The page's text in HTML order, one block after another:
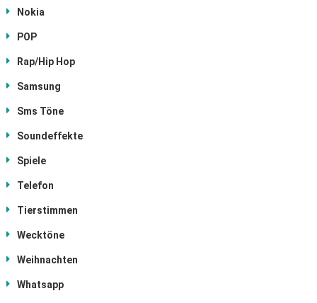
Nokia
POP
Rap/Hip Hop
Samsung
Sms Töne
Soundeffekte
Spiele
Telefon
Tierstimmen
Wecktöne
Weihnachten
Whatsapp